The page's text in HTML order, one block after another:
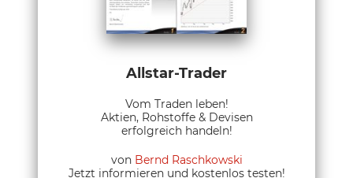
Allstar-Trader
Vom Traden leben!
Aktien, Rohstoffe & Devisen
erfolgreich handeln!
von Bernd Raschkowski
Jetzt informieren und kostenlos testen!